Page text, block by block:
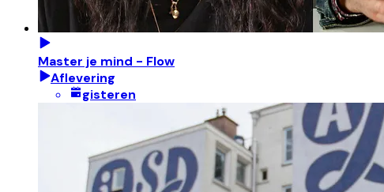
Master je mind - Flow
Aflevering
gisteren